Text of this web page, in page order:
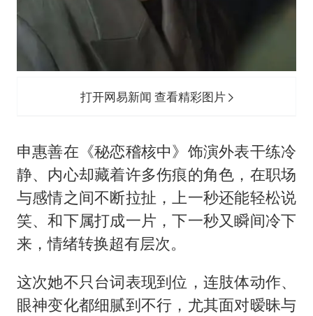
打开网易新闻 查看精彩图片
申惠善在《秘恋稽核中》饰演外表干练冷
静、内心却藏着许多伤痕的角色，在职场
与感情之间不断拉扯，上一秒还能轻松说
笑、和下属打成一片，下一秒又瞬间冷下
来，情绪转换超有层次。
这次她不只台词表现到位，连肢体动作、
眼神变化都细腻到不行，尤其面对暧昧与